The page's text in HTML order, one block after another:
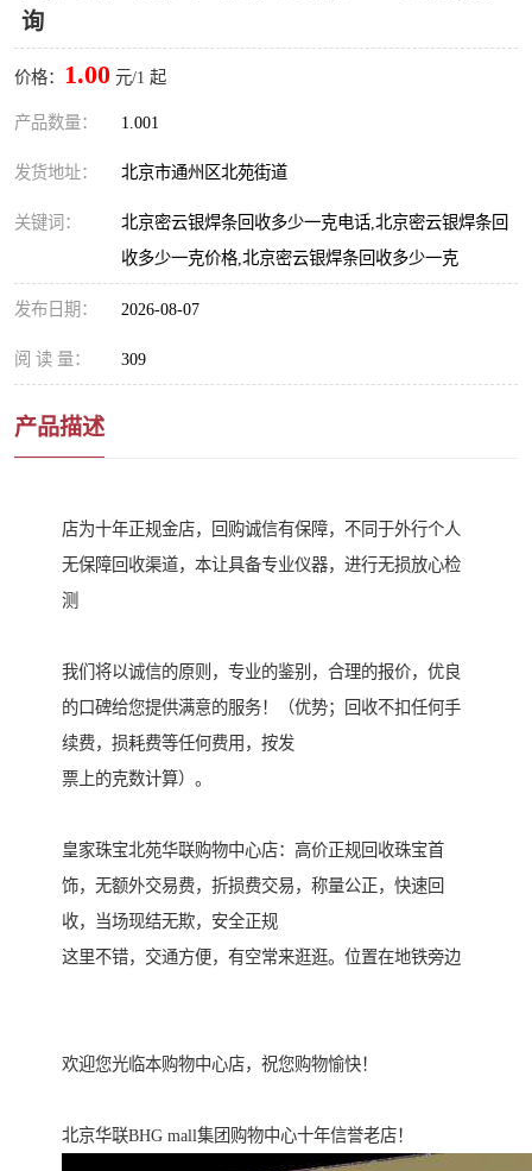
询
价格： 1.00 元/1 起
产品数量： 1.001
发货地址： 北京市通州区北苑街道
关键词：
北京密云银焊条回收多少一克电话,北京密云银焊条回
收多少一克价格,北京密云银焊条回收多少一克
发布日期： 2026-08-07
阅 读 量： 309
产品描述
店为十年正规金店，回购诚信有保障，不同于外行个人
无保障回收渠道，本让具备专业仪器，进行无损放心检
测
我们将以诚信的原则，专业的鉴别，合理的报价，优良
的口碑给您提供满意的服务！（优势；回收不扣任何手
续费，损耗费等任何费用，按发
票上的克数计算）。
皇家珠宝北苑华联购物中心店：高价正规回收珠宝首
饰，无额外交易费，折损费交易，称量公正，快速回
收，当场现结无欺，安全正规
这里不错，交通方便，有空常来逛逛。位置在地铁旁边
欢迎您光临本购物中心店，祝您购物愉快！
北京华联BHG mall集团购物中心十年信誉老店！